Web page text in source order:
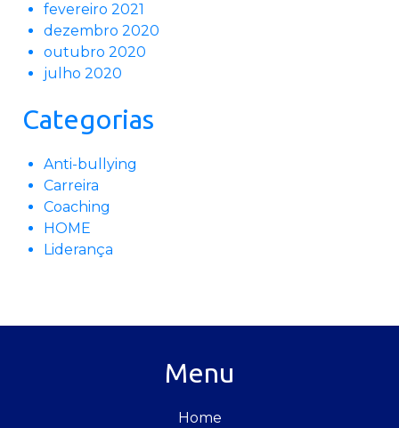
fevereiro 2021
dezembro 2020
outubro 2020
julho 2020
Categorias
Anti-bullying
Carreira
Coaching
HOME
Liderança
Menu
Home